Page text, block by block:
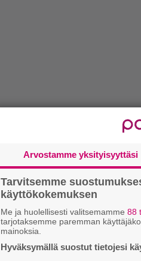
Arvostamme yksityisyyttäsi
Tarvitsemme
käyttökokemuksen
Me ja huolellisesti valitsemamme 88
tarjotaksemme paremman
mainoksia.
Hyväksymällä suostut tietojesi